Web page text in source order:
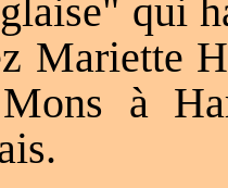
qui
Mariette
à